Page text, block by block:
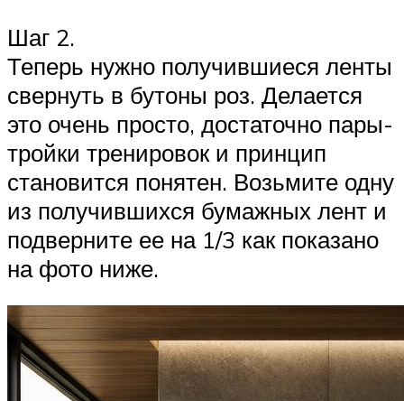
Шаг 2.
Теперь нужно получившиеся ленты
свернуть в бутоны роз. Делается
это очень просто, достаточно пары-
тройки тренировок и принцип
становится понятен. Возьмите одну
из получившихся бумажных лент и
подверните ее на 1/3 как показано
на фото ниже.